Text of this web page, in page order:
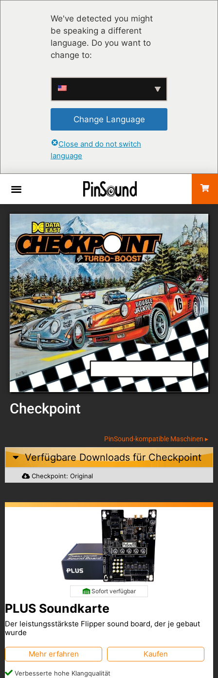
We've detected you might
be speaking a different
language. Do you want to
change to:
Change Language
Close and do not switch
language
Checkpoint
PinSound-kompatible Maschinen ▸
Verfügbare Downloads fürCheckpoint
Checkpoint: Original
Sofort verfügbar
PLUS Soundkarte
Der leistungsstärkste Flipper sound board, der je gebaut
wurde
Mehr erfahren Kaufen
Verbesserte hohe Klangqualität